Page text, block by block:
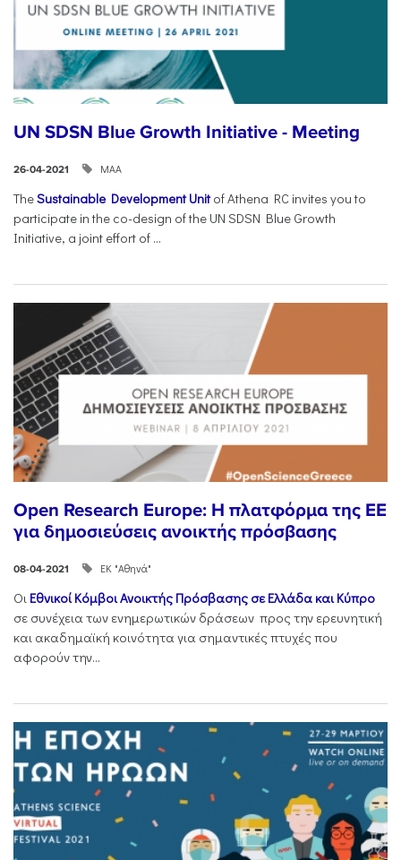
UN SDSN Blue Growth Initiative - Meeting
26-04-2021 ΜΑΑ
TheSustainable Development Unitof Athena RC invites you to
participate in the co-design of the UN SDSN Blue Growth
Initiative, a joint effort of ...
Open Research Europe: Η πλατφόρμα της ΕΕ
για δημοσιεύσεις ανοικτής πρόσβασης
08-04-2021 ΕΚ "Αθηνά"
Οι Εθνικοί Κόμβοι Ανοικτής Πρόσβασης σε Ελλάδα και Κύπρο
σε συνέχεια των ενημερωτικών δράσεων προς την ερευνητική
και ακαδημαϊκή κοινότητα για σημαντικές πτυχές που
αφορούν την...